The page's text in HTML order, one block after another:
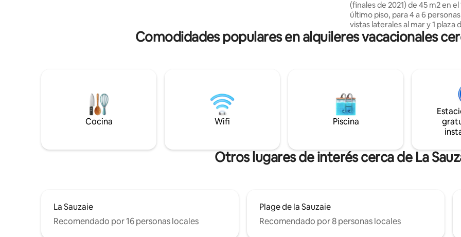
deportes acuáticos
(finales de 2021) de 45 m2 en el
último piso, para 4 a 6
vistas laterales al mar y 1 plaza
aparcamiento privado, en una
residencia tranquila y florida.
cocina y sofá, 1 baño pequeño
inodoro, 1 altillo (dormitorio 2
y 1 sofá cama) cerrado por
opacas. Equipamiento : LL, LV,
inducción, horno, microondas,
Comodidades populares en alquileres vacacionales
Cocina Wifi Piscina
Otros lugares de interés cerca de La
La Sauzaie
Recomendado por 16 personas locales
Plage de la Sauzaie
Recomendado por 8 personas locales